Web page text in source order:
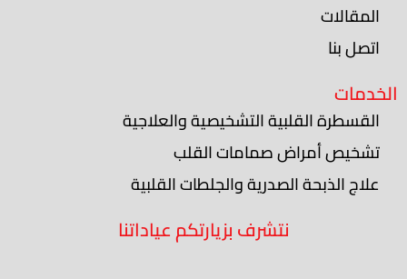
المقالات
اتصل بنا
الخدمات
القسطرة القلبية التشخيصية والعلاجية
تشخيص أمراض صمامات القلب
علاج الذبحة الصدرية والجلطات القلبية
نتشرف بزيارتكم عياداتنا